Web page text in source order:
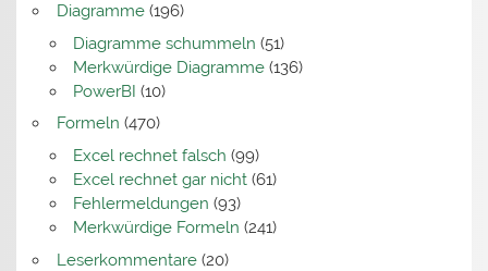
Diagramme(196)
Diagramme schummeln (51)
Merkwürdige Diagramme(136)
PowerBI (10)
Formeln (470)
Excel rechnet falsch (99)
Excel rechnet gar nicht(61)
Fehlermeldungen (93)
Merkwürdige Formeln (241)
Leserkommentare(20)